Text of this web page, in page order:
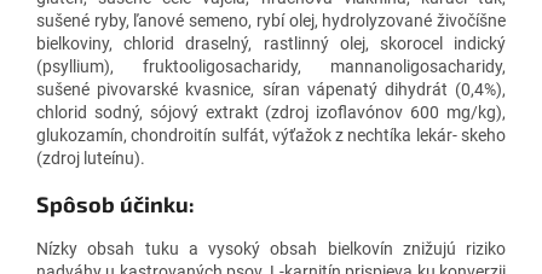
sušené ryby, ľanové semeno, rybí olej, hydrolyzované živočíšne
bielkoviny, chlorid draselný, rastlinný olej, skorocel indický
(psyllium), fruktooligosacharidy, mannanoligosacharidy,
sušené pivovarské kvasnice, síran vápenatý dihydrát (0,4%),
chlorid sodný, sójový extrakt (zdroj izoflavónov 600 mg/kg),
glukozamín, chondroitín sulfát, výťažok z nechtíka lekár- skeho
(zdroj luteínu).
Spôsob účinku:
Nízky obsah tuku a vysoký obsah bielkovín znižujú riziko